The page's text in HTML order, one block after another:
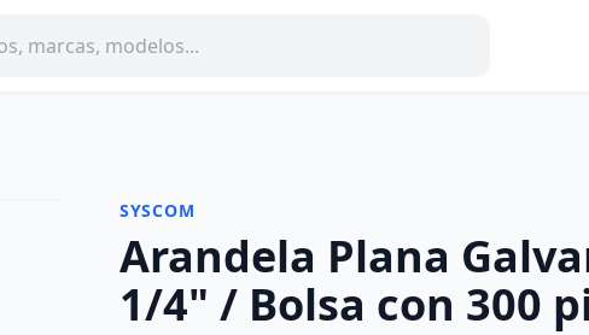
SYSCOM
Arandela Plana
1/4" / Bolsa con 300